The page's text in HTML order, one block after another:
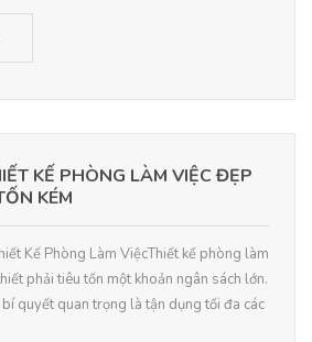
KẾ PHÒNG LÀM VIỆC ĐẸP
KÉM
Kế Phòng Làm ViệcThiết kế phòng làm
phải tiêu tốn một khoản ngân sách lớn.
quyết quan trọng là tận dụng tối đa các